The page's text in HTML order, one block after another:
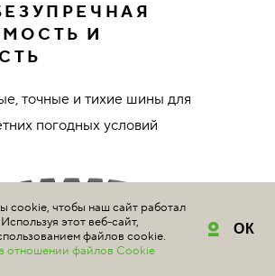
И
точные и тихие шины для
погодных условий
cookie, чтобы наш сайт работал
этот веб-сайт,
файлов cookie.
отношении файлов Cookie
ОК